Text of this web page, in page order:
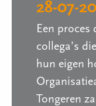
28-07-
Een proces
collega’s
hun eigen
Tongeren